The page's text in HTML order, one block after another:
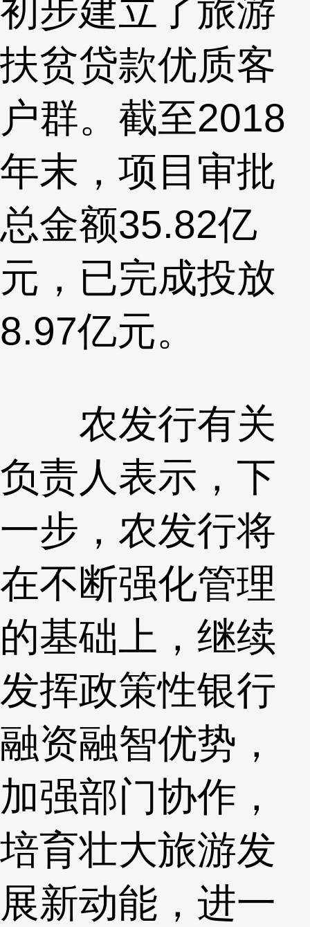
初步建立了旅游
扶贫贷款优质客
户群。截至2018
年末，项目审批
总金额35.82亿
元，已完成投放
8.97亿元。
农发行有关
负责人表示，下
一步，农发行将
在不断强化管理
的基础上，继续
发挥政策性银行
融资融智优势，
加强部门协作，
培育壮大旅游发
展新动能，进一